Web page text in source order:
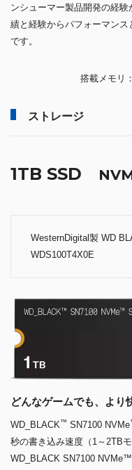
ンシューマー製品開発の経
績と経験からパフォーマンス
です。
搭載メモリ
ストレージ
1TB SSD
WesternDigital製 WD
WDS100T4X0E
どんなゲームでも、より
WD_BLACK™ SN7100 NVMe
秒の書き込み速度（1～2TB
WD_BLACK SN7100